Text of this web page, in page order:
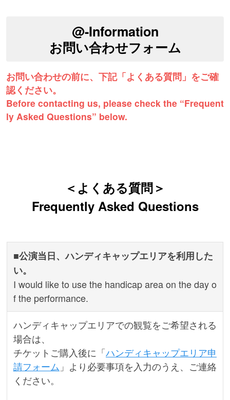
@-Information
お問い合わせフォーム
お問い合わせの前に、下記「よくある質問」をご確
認ください。
Before contacting us, please check the “Frequent
ly Asked Questions” below.
＜よくある質問＞
Frequently Asked Questions
■公演当日、ハンディキャップエリアを利用した
い。
I would like to use the handicap area on the day o
f the performance.
ハンディキャップエリアでの観覧をご希望される
場合は、
チケットご購入後に「ハンディキャップエリア申
請フォーム 」より必要事項を入力のうえ、ご連絡
ください。